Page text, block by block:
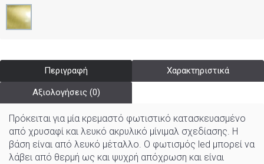
Περιγραφή Χαρακτηριστικά
Αξιολογήσεις (0)
Πρόκειται για μία κρεμαστό φωτιστικό κατασκευασμένο
από χρυσαφί και λευκό ακρυλικό μίνιμαλ σχεδίασης. Η
βάση είναι από λευκό μέταλλο. Ο φωτισμός led μπορεί να
λάβει από θερμή ως και ψυχρή απόχρωση και είναι